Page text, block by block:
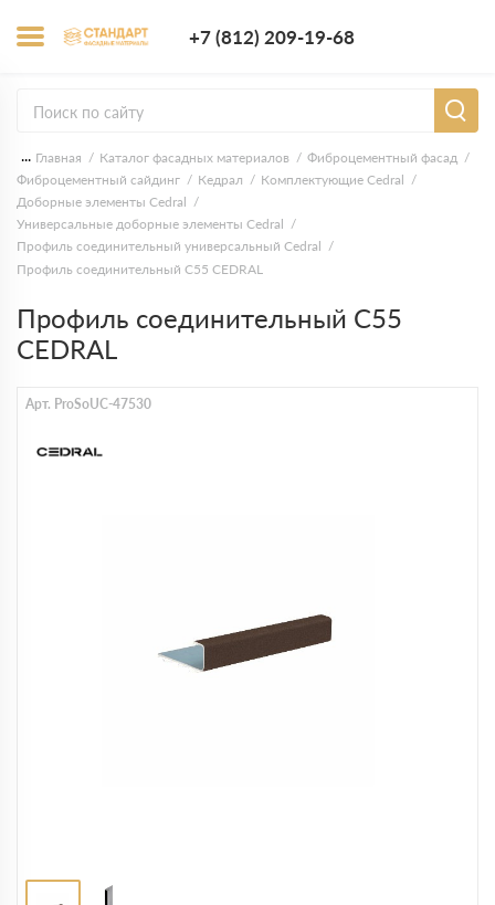
+7 (812) 209-19-68
... Главная Каталог фасадных материалов
Фиброцементный фасад
Фиброцементный сайдинг
Кедрал
Комплектующие Cedral
Доборные элементы Cedral
Универсальные доборные элементы Cedral
Профиль соединительный универсальный Cedral
Профиль соединительный С55 CEDRAL
Профиль соединительный С55
CEDRAL
Арт. ProSoUC-47530